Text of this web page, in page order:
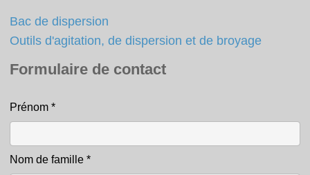
Bac de dispersion
Outils d'agitation, de dispersion et de broyage
Formulaire de contact
Contact
Prénom *
Nom de famille *